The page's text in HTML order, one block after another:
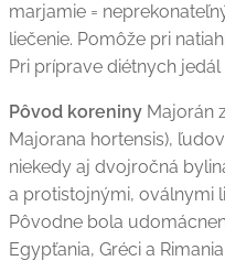
marjamie =
liečenie. Pomôže pri
Pri príprave diétnych
Pôvod koreniny Majorán
Majorana hortensis),
niekedy aj dvojročná
a protistojnými, oválnymi
Pôvodne bola
Egypťania, Gréci a